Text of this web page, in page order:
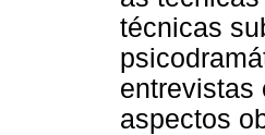
técnicas
entrevistas
aspectos